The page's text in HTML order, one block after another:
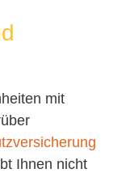
mit
Ihnen nicht